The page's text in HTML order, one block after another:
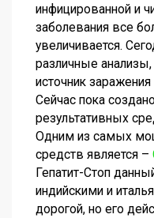
инфицированной и
заболевания все
увеличивается.
различные
источник
Сейчас пока
результативных
Одним из самых
средств является –
Гепатит-Стоп
индийскими и
дорогой, но его